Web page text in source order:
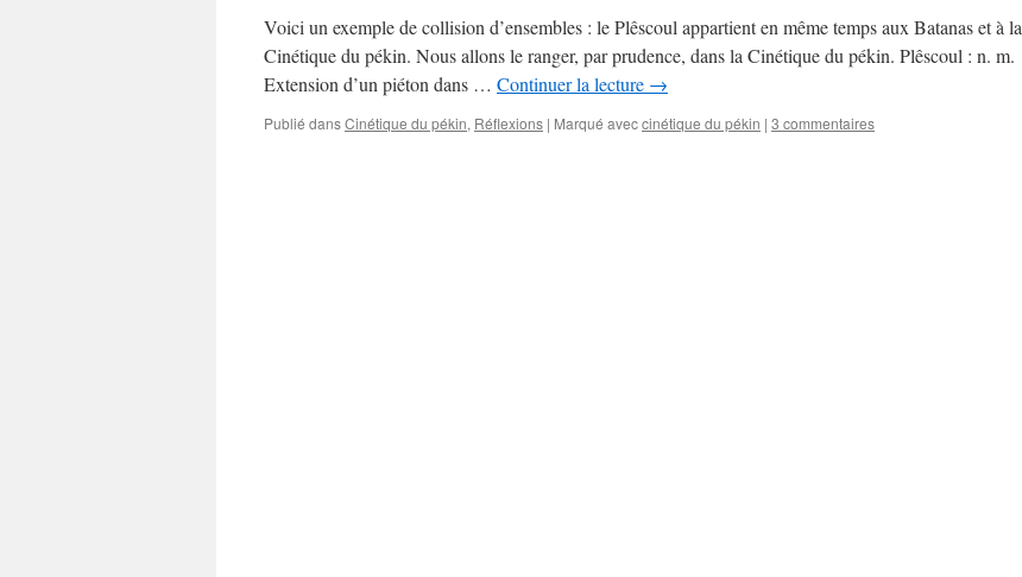
Voici un exemple de collision d’ensembles : le Plêscoul appartient en même temps aux Batanas et à la
Cinétique du pékin. Nous allons le ranger, par prudence, dans la Cinétique du pékin. Plêscoul : n. m.
Extension d’un piéton dans … Continuer la lecture →
Publié dansCinétique du pékin, Réflexions | Marqué aveccinétique du pékin | 3 commentaires